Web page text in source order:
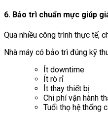
6. Bảo trì chuẩn mực giúp
Qua nhiều công trình thực tế,
Nhà máy có bảo trì đúng kỹ
Ít downtime
Ít rò rỉ
Ít thay thiết bị
Chi phí vận hành
Tuổi thọ hệ thống